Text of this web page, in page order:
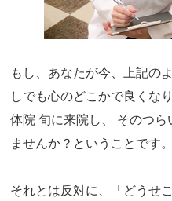
もし、あなたが今、上記の
しでも心のどこかで良くな
体院 旬に来院し、 そのつ
ませんか？ということです。
それとは反対に、「どうせ